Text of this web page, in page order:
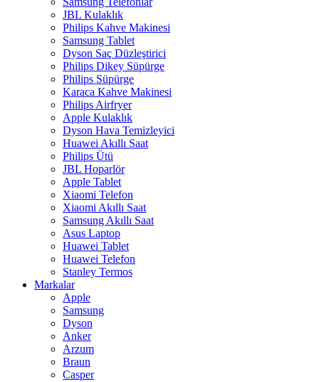
JBL Kulaklık
Philips Kahve Makinesi
Samsung Tablet
Dyson Saç Düzleştirici
Philips Dikey Süpürge
Philips Süpürge
Karaca Kahve Makinesi
Philips Airfryer
Apple Kulaklık
Dyson Hava Temizleyici
Huawei Akıllı Saat
Philips Ütü
JBL Hoparlör
Apple Tablet
Xiaomi Telefon
Xiaomi Akıllı Saat
Samsung Akıllı Saat
Asus Laptop
Huawei Tablet
Huawei Telefon
Stanley Termos
Markalar
Apple
Samsung
Dyson
Anker
Arzum
Braun
Casper